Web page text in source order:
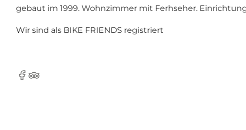
gebaut im 1999. Wohnzimmer mit Ferhseher.
Wir sind als BIKE FRIENDS registriert
Facebook
Tripadvisor